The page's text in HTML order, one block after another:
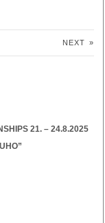
NEXT »
21. – 24.8.2025